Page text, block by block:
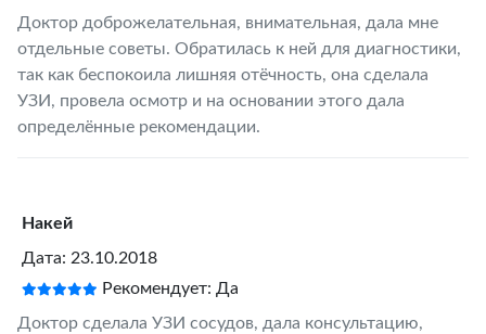
Доктор доброжелательная, внимательная, дала мне
отдельные советы. Обратилась к ней для диагностики,
так как беспокоила лишняя отёчность, она сделала
УЗИ, провела осмотр и на основании этого дала
определённые рекомендации.
Накей
Дата: 23.10.2018
Рекомендует: Да
Доктор сделала УЗИ сосудов, дала консультацию,